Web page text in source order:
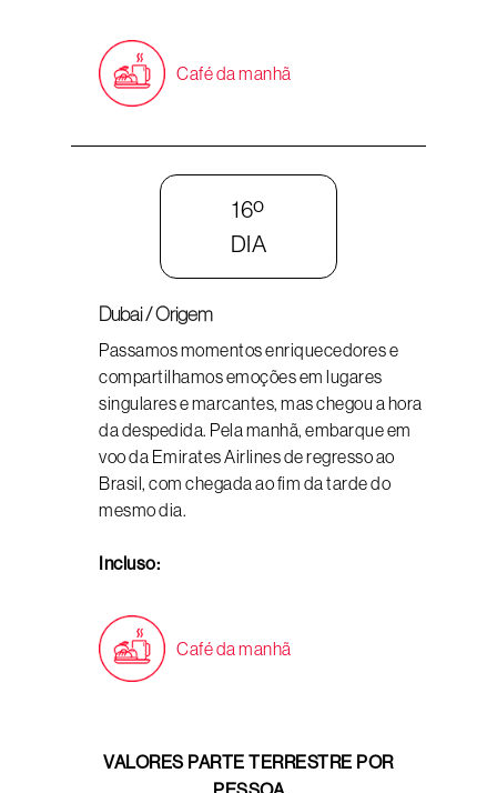
Café da manhã
16º
DIA
Dubai / Origem
Passamos momentos enriquecedores e
compartilhamos emoções em lugares
singulares e marcantes, mas chegou a hora
da despedida. Pela manhã, embarque em
voo da Emirates Airlines de regresso ao
Brasil, com chegada ao fim da tarde do
mesmo dia.
Incluso:
Café da manhã
VALORES PARTE TERRESTRE POR